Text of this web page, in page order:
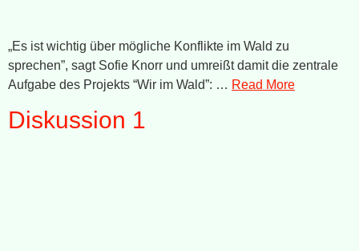
„Es ist wichtig über mögliche Konflikte im Wald zu
sprechen”, sagt Sofie Knorr und umreißt damit die zentrale
Aufgabe des Projekts “Wir im Wald”: … Read More
Diskussion 1